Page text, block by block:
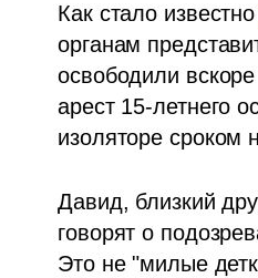
Как стало известно
органам
освободили
арест 15-летнего
изоляторе сроком
Давид, близкий
говорят о
Это не "милые